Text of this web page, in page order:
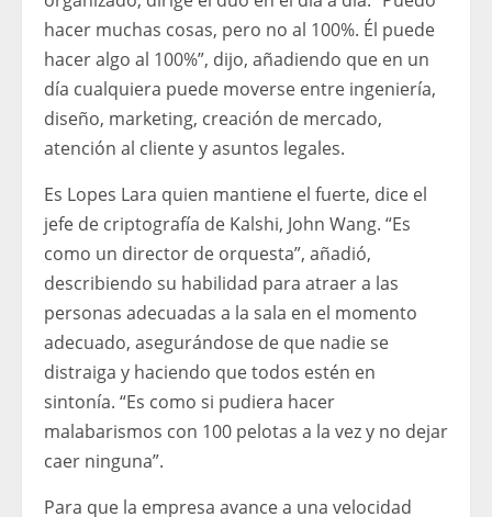
hacer muchas cosas, pero no al 100%. Él puede
hacer algo al 100%”, dijo, añadiendo que en un
día cualquiera puede moverse entre ingeniería,
diseño, marketing, creación de mercado,
atención al cliente y asuntos legales.
Es Lopes Lara quien mantiene el fuerte, dice el
jefe de criptografía de Kalshi, John Wang. “Es
como un director de orquesta”, añadió,
describiendo su habilidad para atraer a las
personas adecuadas a la sala en el momento
adecuado, asegurándose de que nadie se
distraiga y haciendo que todos estén en
sintonía. “Es como si pudiera hacer
malabarismos con 100 pelotas a la vez y no dejar
caer ninguna”.
Para que la empresa avance a una velocidad